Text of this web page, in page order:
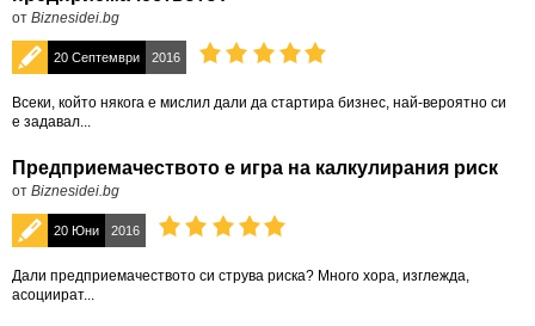
от Biznesidei.bg
20 Септември 2016
Всеки, който някога е мислил дали да стартира бизнес, най-вероятно си
е задавал...
Предприемачеството е игра на калкулирания риск
от Biznesidei.bg
20 Юни 2016
Дали предприемачеството си струва риска? Много хора, изглежда,
асоциират...